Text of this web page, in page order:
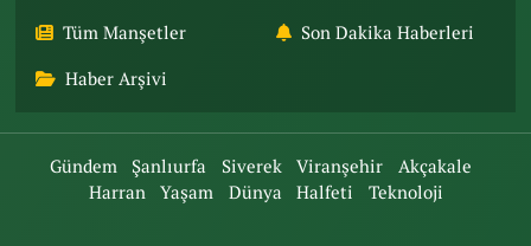
Tüm Manşetler Son Dakika Haberleri
Haber Arşivi
Gündem Şanlıurfa Siverek Viranşehir
Akçakale
Harran
Yaşam Dünya Halfeti Teknoloji